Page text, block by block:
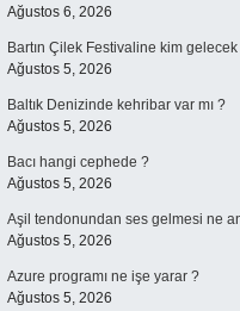
Ağustos 6, 2026
Bartın Çilek Festivaline kim gelecek
Ağustos 5, 2026
Baltık Denizinde kehribar var mı ?
Ağustos 5, 2026
Bacı hangi cephede ?
Ağustos 5, 2026
Aşil tendonundan ses gelmesi ne
Ağustos 5, 2026
Azure programı ne işe yarar ?
Ağustos 5, 2026